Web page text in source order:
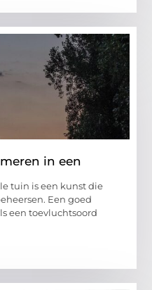
in een
tuin is een kunst die
Een goed
een toevluchtsoord